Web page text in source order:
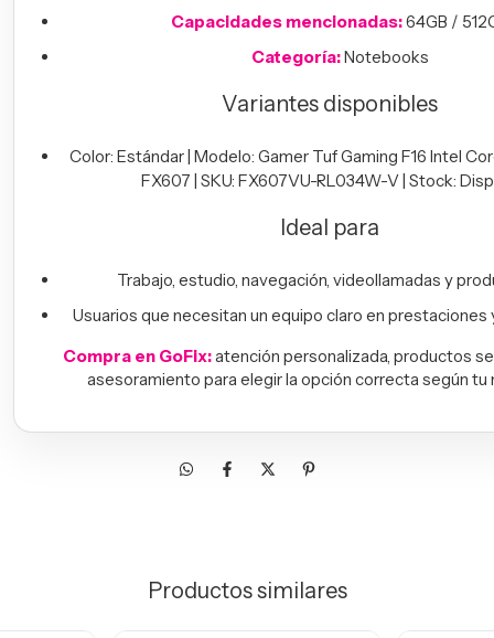
Capacidades mencionadas:64GB /
Categoría:Notebooks
Variantes disponibles
Color: Estándar | Modelo: Gamer Tuf Gaming F16 Intel
FX607 | SKU: FX607VU-RL034W-V | Stock:
Ideal para
Trabajo, estudio, navegación, videollamadas y
Usuarios que necesitan un equipo claro en prestaciones
Compra en GoFix:atención personalizada, productos
asesoramiento para elegir la opción correcta según tu
Productos similares